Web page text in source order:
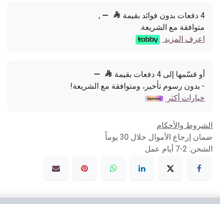
4 دفعات بدون فوائد بقيمة 
—
,
متوافقة مع الشريعة.
اعرف المزيد
أو قسّمها إلى 4 دفعات بقيمة 
—
- بدون رسوم تأخير، ومتوافقة مع الشريعة!
خيارات أكثر
الشروط والأحكام
ضمان إرجاع الأموال خلال 30 يوماً
الشحن: 2-7 أيام عمل